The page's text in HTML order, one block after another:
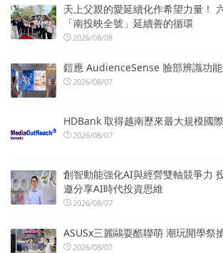
天上父親的愛延續化作希望力量！
「南投映全號」延續善的循環
2026/08/08
鎧應 AudienceSense 臉部辨識功
2026/08/07
HDBank 取得越南歷來最大規模國
2026/08/07
創智動能強化AI與經營雙軸競爭力
邀分享AI時代投資思維
2026/08/07
ASUSx三麗鷗耍酷聯萌 潮玩開學祭
2026/08/07